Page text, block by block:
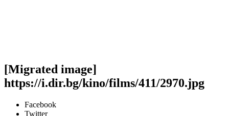
[Migrated image]
https://i.dir.bg/kino/films/411/2970.jpg
Facebook
Twitter